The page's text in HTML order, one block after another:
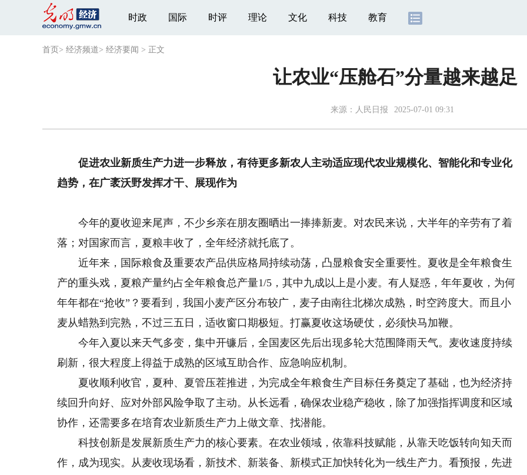
时政 国际 时评 理论 文化 科技 教育
首页 > 经济频道> 经济要闻 > 正文
让农业“压舱石”分量越来越足
来源： 人民日报 2025-07-01 09:31
促进农业新质生产力进一步释放，有待更多新农人主动适应现代农业规模化、智能化和专业化
趋势，在广袤沃野发挥才干、展现作为
今年的夏收迎来尾声，不少乡亲在朋友圈晒出一捧捧新麦。对农民来说，大半年的辛劳有了着
落；对国家而言，夏粮丰收了，全年经济就托底了。
近年来，国际粮食及重要农产品供应格局持续动荡，凸显粮食安全重要性。夏收是全年粮食生
产的重头戏，夏粮产量约占全年粮食总产量1/5，其中九成以上是小麦。有人疑惑，年年夏收，为何
年年都在“抢收”？要看到，我国小麦产区分布较广，麦子由南往北梯次成熟，时空跨度大。而且小
麦从蜡熟到完熟，不过三五日，适收窗口期极短。打赢夏收这场硬仗，必须快马加鞭。
今年入夏以来天气多变，集中开镰后，全国麦区先后出现多轮大范围降雨天气。麦收速度持续
刷新，很大程度上得益于成熟的区域互助合作、应急响应机制。
夏收顺利收官，夏种、夏管压茬推进，为完成全年粮食生产目标任务奠定了基础，也为经济持
续回升向好、应对外部风险争取了主动。从长远看，确保农业稳产稳收，除了加强指挥调度和区域
协作，还需要多在培育农业新质生产力上做文章、找潜能。
科技创新是发展新质生产力的核心要素。在农业领域，依靠科技赋能，从靠天吃饭转向知天而
作，成为现实。从麦收现场看，新技术、新装备、新模式正加快转化为一线生产力。看预报，先进